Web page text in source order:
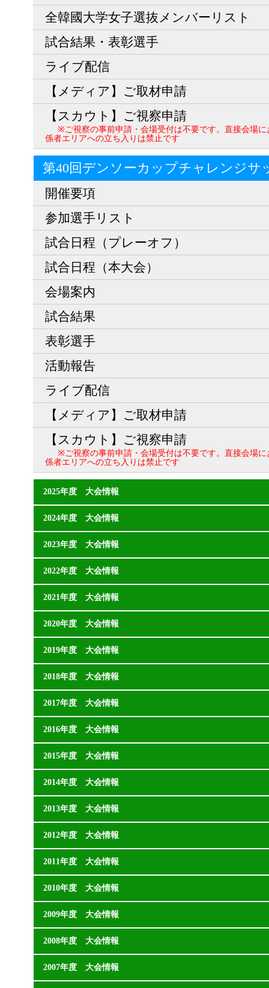
全韓國大学女子選抜メンバーリスト
試合結果・表彰選手
ライブ配信
【メディア】ご取材申請
【スカウト】ご視察申請
※ご視察の事前申請・会場受付は不要です。直接会場
係者エリアへの立ち入りは禁止です
第40回デンソーカップチャレンジサ
開催要項
参加選手リスト
試合日程（プレーオフ）
試合日程（本大会）
会場案内
試合結果
表彰選手
活動報告
ライブ配信
【メディア】ご取材申請
【スカウト】ご視察申請
※ご視察の事前申請・会場受付は不要です。直接会場
係者エリアへの立ち入りは禁止です
2025年度 大会情報
2024年度 大会情報
2023年度 大会情報
2022年度 大会情報
2021年度 大会情報
2020年度 大会情報
2019年度 大会情報
2018年度 大会情報
2017年度 大会情報
2016年度 大会情報
2015年度 大会情報
2014年度 大会情報
2013年度 大会情報
2012年度 大会情報
2011年度 大会情報
2010年度 大会情報
2009年度 大会情報
2008年度 大会情報
2007年度 大会情報